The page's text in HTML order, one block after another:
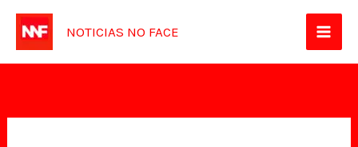
para
NOTICIAS NO FACE